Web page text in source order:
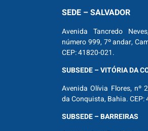
SEDE – SALVADOR
Avenida Tancredo
número 999, 7º andar,
CEP: 41820-021.
SUBSEDE – VITÓRIA DA
Avenida Olívia Flores, nº
da Conquista, Bahia. CEP:
SUBSEDE – BARREIRAS